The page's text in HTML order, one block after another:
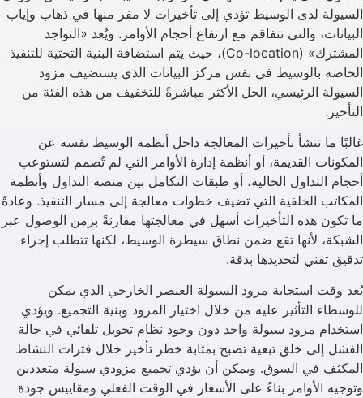
السيولة لدى الوسيط تؤدي إلى تأخيرات لا مفر منها في ذهاب وإياب
البيانات، والتي تتفاقم مع ارتفاع أحجام الأوامر. ويُعد «التواجد
المشترك» (Co-location)، حيث يتم استضافة البنية التحتية للتنفيذ
الخاصة بالوسيط في نفس مركز البيانات الذي يستضيف مزود
السيولة الرئيسي، الحل الأكثر مباشرةً للتخفيف من هذه الفئة من
التأخير.
غالبًا ما تنشأ تأخيرات المعالجة داخل أنظمة الوسيط نفسه عن
المكونات القديمة، أو أنظمة إدارة الأوامر التي لم تُصمم لتستوعب
أحجام التداول الحالية، أو طبقات التكامل بين منصة التداول وأنظمة
المكاتب الخلفية التي تضيف خطوات معالجة إلى مسار التنفيذ. وعادةً
ما تكون هذه التأخيرات أسهل في معالجتها مقارنةً بزمن الوصول عبر
الشبكة، لأنها تقع ضمن نطاق سيطرة الوسيط، لكنها تتطلب إجراء
تدقيق تقني لتحديدها بدقة.
يُعد وقت استجابة مزود السيولة العنصر الخارجي الذي يمكن
للوسطاء التأثير عليه من خلال اختيار المزود وبنية التجميع. ويؤدي
استخدام مزود سيولة واحد دون وجود نظام تحويل تلقائي في حالة
الفشل إلى خلق تبعية تصبح بمثابة خطر تأخير خلال فترات النشاط
المكثف في السوق. ويمكن أن يؤدي تجميع مزودي سيولة متعددين
وتوجيه الأوامر بناءً على الأسعار في الوقت الفعلي ومقاييس جودة